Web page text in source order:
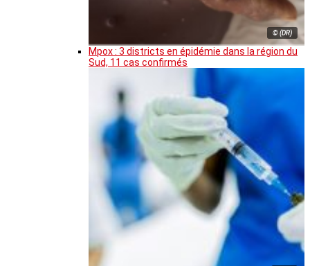
© (DR)
Mpox : 3 districts en épidémie dans la région du
Sud, 11 cas confirmés